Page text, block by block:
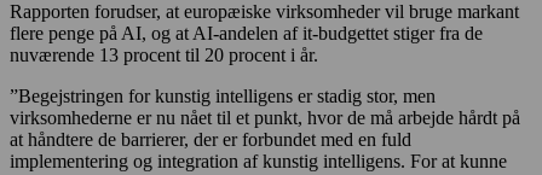
Rapporten forudser, at europæiske virksomheder vil bruge markant
flere penge på AI, og at AI-andelen af it-budgettet stiger fra de
nuværende 13 procent til 20 procent i år.
”Begejstringen for kunstig intelligens er stadig stor, men
virksomhederne er nu nået til et punkt, hvor de må arbejde hårdt på
at håndtere de barrierer, der er forbundet med en fuld
implementering og integration af kunstig intelligens. For at kunne